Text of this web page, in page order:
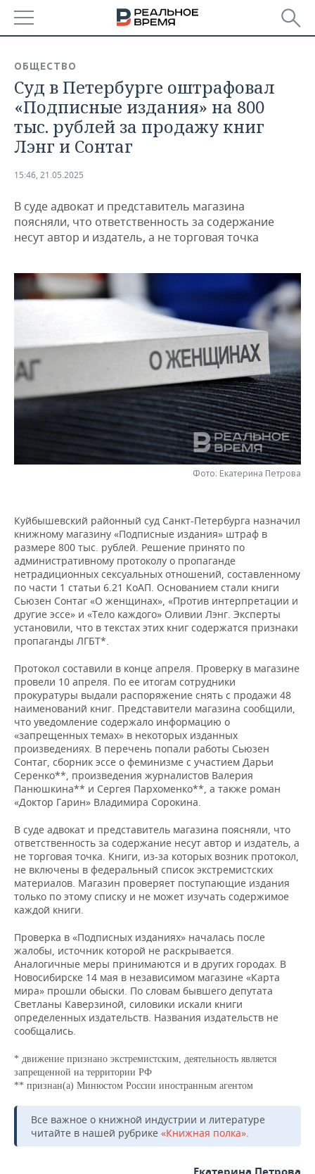
БАШКОРТОСТАН
ТАТАРСТАН
УДМУРТИЯ
НОВОСТИ
АНАЛИТИКА
НОВОСТИ АНАЛИТИКИ
ДЕКЛАРАЦИИ О ДОХОДАХ
КОРОЛИ ГОСЗАКАЗА ПФО
ВУЗЫ ТАТАРСТАНА
КОМУ ПРИНАДЛЕЖАТ
ТОРГОВЫЕ ЦЕНТРЫ
ТАТАРСТАНА
ЭКОНОМИКА
НОВОСТИ ЭКОНОМИКИ
ФИНАНСЫ
БАНКИ
БЮДЖЕТ
ПРОМЫШЛЕННОСТЬ
НОВОСТИ
ПРОМЫШЛЕННОСТИ
МАШИНОСТРОЕНИЕ
НЕФТЬ
ОПК
ЭНЕРГЕТИКА
НЕДВИЖИМОСТЬ
НОВОСТИ НЕДВИЖИМОСТИ
АВТО
НОВОСТИ АВТО
БИЗНЕС
РОЗНИЧНАЯ ТОРГОВЛЯ
ТРАНСПОРТ
НОВОСТИ ТЕХНОЛОГИЙ
IT
ТЕЛЕКОММУНИКАЦИИ
МЕРОПРИЯТИЯ
НОВОСТИ МЕРОПРИЯТИЙ
ВЫЕЗДНАЯ РЕДАКЦИЯ
БИЗНЕС-БРАНЧИ
СПОРТ
НОВОСТИ СПОРТА
ВОЛЕЙБОЛ
КИБЕРСПОРТ
ФИГУРНОЕ КАТАНИЕ
ВОДНЫЕ ВИДЫ СПОРТА
ХОККЕЙ С МЯЧОМ
НОВОСТИ ОБЩЕСТВА
ИСТОРИЯ
КУЛЬТУРА
МЕДИЦИНА
ОБРАЗОВАНИЕ
ПРОИСШЕСТВИЯ
ФОТОГАЛЕРЕЯ
СПИСОК ПЕРСОН
СПИСОК КОМПАНИЙ
ПОЛНАЯ ВЕРСИЯ
ОБЩЕСТВО
Суд в Петербурге оштрафовал
«Подписные издания» на 800
тыс. рублей за продажу книг
Лэнг и Сонтаг
15:46, 21.05.2025
В суде адвокат и представитель магазина
поясняли, что ответственность за содержание
несут автор и издатель, а не торговая точка
Фото: Екатерина Петрова
Куйбышевский районный суд Санкт-Петербурга назначил
книжному магазину «Подписные издания» штраф в
размере 800 тыс. рублей. Решение принято по
административному протоколу о пропаганде
нетрадиционных сексуальных отношений, составленному
по части 1 статьи 6.21 КоАП. Основанием стали книги
Сьюзен Сонтаг «О женщинах», «Против интерпретации и
другие эссе» и «Тело каждого» Оливии Лэнг. Эксперты
установили, что в текстах этих книг содержатся признаки
пропаганды ЛГБТ*.
Протокол составили в конце апреля. Проверку в магазине
провели 10 апреля. По ее итогам сотрудники
прокуратуры выдали распоряжение снять с продажи 48
наименований книг. Представители магазина сообщили,
что уведомление содержало информацию о
«запрещенных темах» в некоторых изданных
произведениях. В перечень попали работы Сьюзен
Сонтаг, сборник эссе о феминизме с участием Дарьи
Серенко**, произведения журналистов Валерия
Панюшкина** и Сергея Пархоменко**, а также роман
«Доктор Гарин» Владимира Сорокина.
В суде адвокат и представитель магазина поясняли, что
ответственность за содержание несут автор и издатель, а
не торговая точка. Книги, из-за которых возник протокол,
не включены в федеральный список экстремистских
материалов. Магазин проверяет поступающие издания
только по этому списку и не может изучать содержимое
каждой книги.
Проверка в «Подписных изданиях» началась после
жалобы, источник которой не раскрывается.
Аналогичные меры принимаются и в других городах. В
Новосибирске 14 мая в независимом магазине «Карта
мира» прошли обыски. По словам бывшего депутата
Светланы Каверзиной, силовики искали книги
определенных издательств. Названия издательств не
сообщались.
* движение признано экстремистским, деятельность является
запрещенной на территории РФ
** признан(а) Минюстом России иностранным агентом
Все важное о книжной индустрии и литературе
читайте в нашей рубрике «Книжная полка».